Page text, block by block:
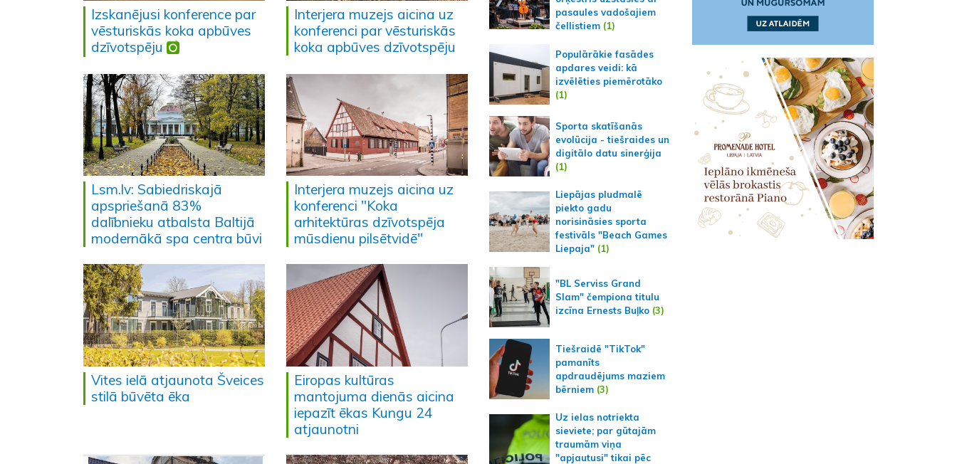
Izskanējusi konference par
vēsturiskās koka apbūves
dzīvotspēju
Interjera muzejs aicina uz
konferenci par vēsturiskās
koka apbūves dzīvotspēju
Lsm.lv: Sabiedriskajā
apspriešanā 83%
dalībnieku atbalsta Baltijā
modernākā spa centra būvi
Interjera muzejs aicina uz
konferenci "Koka
arhitektūras dzīvotspēja
mūsdienu pilsētvidē"
Vites ielā atjaunota Šveices
stilā būvēta ēka
Eiropas kultūras
mantojuma dienās aicina
iepazīt ēkas Kungu 24
atjaunotni
pasaules vadošajiem
čellistiem (1)
Populārākie fasādes
apdares veidi: kā
izvēlēties piemērotāko
(1)
Sporta skatīšanās
evolūcija - tiešraides un
digitālo datu sinerģija
(1)
Liepājas pludmalē
piekto gadu
norisināsies sporta
festivāls "Beach Games
Liepaja" (1)
"BL Serviss Grand
Slam" čempiona titulu
izcīna Ernests Buļko (3)
Tiešraidē "TikTok"
pamanīts
apdraudējums maziem
bērniem (3)
Uz ielas notriekta
sieviete; par gūtajām
traumām viņa
"apjautusi" tikai pēc